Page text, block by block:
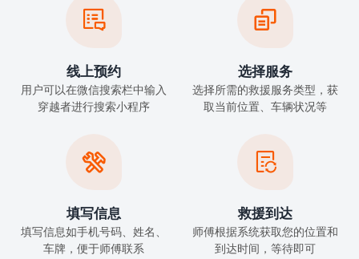

线上预约
用户可以在微信搜索栏中输入
穿越者进行搜索小程序

选择服务
选择所需的救援服务类型，获
取当前位置、车辆状况等

填写信息
填写信息如手机号码、姓名、
车牌，便于师傅联系

救援到达
师傅根据系统获取您的位置和
到达时间，等待即可